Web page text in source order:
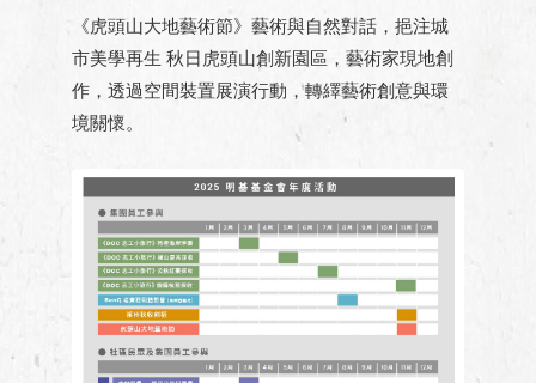
《虎頭山大地藝術節》藝術與自然對話，挹注城
市美學再生 秋日虎頭山創新園區，藝術家現地創
作，透過空間裝置展演行動，轉繹藝術創意與環
境關懷。